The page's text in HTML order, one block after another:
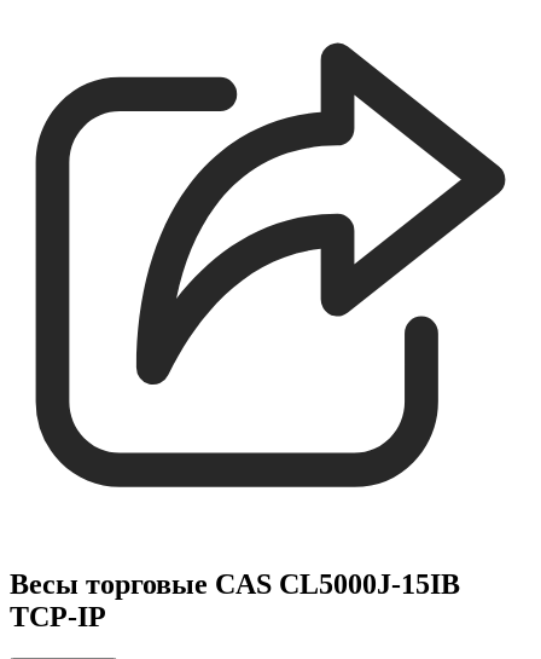
Весы торговые CAS CL5000J-15IB
TCP-IP